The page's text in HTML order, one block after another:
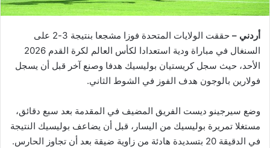
أردني –
حققت الولايات المتحدة فوزا مشجعا بنتيجة 3-2 على
السنغال في مباراة ودية استعدادا لكأس العالم لكرة القدم 2026
الأحد، حيث سجل كريستيان بوليسيك هدفا وصنع آخر قبل أن يسجل
فولارين بالوجون هدف الفوز في الشوط الثاني.
وضع سيرجينو ديست الفريق المضيف في المقدمة بعد سبع دقائق،
مستغلا تمريرة بوليسيك من اليسار، قبل أن يضاعف بوليسيك النتيجة
في الدقيقة 20 بتسديدة هادئة من زاوية ضيقة بعد أن تجاوز الحارس.